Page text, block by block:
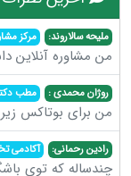
ملیحه سالاروند: مرکز
من مشاوره آنلاین
روژان محمدی : مطب
من برای بوتاکس
رادین رحمانی: آکادمی
چندساله که توی